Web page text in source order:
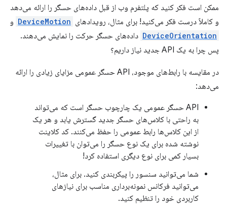
ممکن است فکر کنید که پلتفرم وب از قبل داده‌های حسگر را ارائه می‌دهد
و کاملاً درست فکر می‌کنید! برای مثال، رویدادهای DeviceMotion و
DeviceOrientation داده‌های حسگر حرکت را نمایش می‌دهند.
پس چرا به یک API جدید نیاز داریم؟
در مقایسه با رابط‌های موجود، API حسگر عمومی مزایای زیادی را ارائه
می‌دهد:
API حسگر عمومی یک چارچوب حسگر است که می‌تواند
به راحتی با کلاس‌های حسگر جدید گسترش یابد و هر یک
از این کلاس‌ها رابط عمومی را حفظ می‌کنند. کد کلاینت
نوشته شده برای یک نوع حسگر را می‌توان با تغییرات
بسیار کمی برای نوع دیگری استفاده کرد!
شما می‌توانید سنسور را پیکربندی کنید. برای مثال،
می‌توانید فرکانس نمونه‌برداری مناسب برای نیازهای
کاربردی خود را تنظیم کنید.